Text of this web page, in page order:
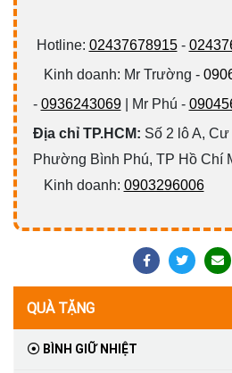
Hotline: 02437678915-
Kinh doanh: Mr Trường -
- 0936243069| Mr Phú -
Địa chỉ TP.HCM: Số 2 lô A,
Phường Bình Phú, TP Hồ Chí
Kinh doanh: 0903296006
QUÀ TẶNG
BÌNH GIỮ NHIỆT